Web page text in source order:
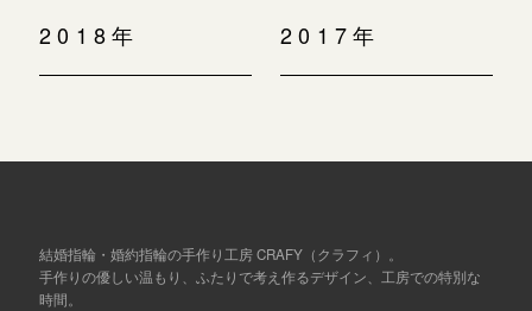
2018年 2017年
結婚指輪・婚約指輪の手作り工房 CRAFY（クラフィ）。
手作りの優しい温もり、ふたりで考え作るデザイン、工房での特別な
時間。